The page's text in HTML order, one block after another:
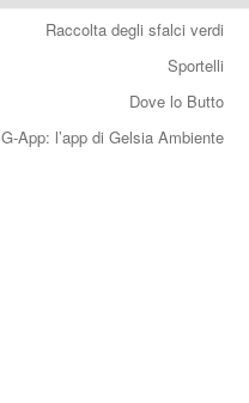
Raccolta degli sfalci verdi
Sportelli
Dove lo Butto
G-App: l’app di Gelsia Ambiente